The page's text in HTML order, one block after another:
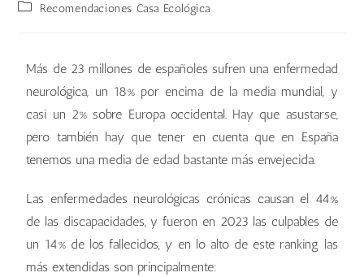
Recomendaciones Casa Ecológica
Más de 23 millones de españoles sufren una enfermedad
neurológica, un 18% por encima de la media mundial, y
casi un 2% sobre Europa occidental. Hay que asustarse,
pero también hay que tener en cuenta que en España
tenemos una media de edad bastante más envejecida.
Las enfermedades neurológicas crónicas causan el 44%
de las discapacidades, y fueron en 2023 las culpables de
un 14% de los fallecidos, y en lo alto de este ranking las
más extendidas son principalmente: